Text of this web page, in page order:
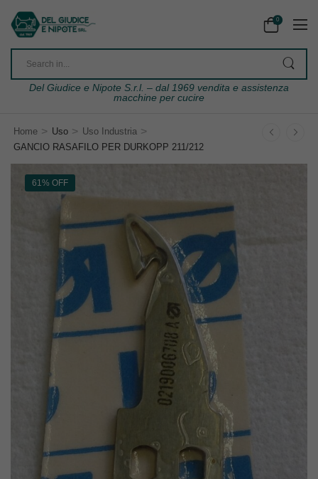
0
Del Giudice e Nipote S.r.l. – dal 1969 vendita e assistenza
macchine per cucire
Home > Uso > Uso Industria >
GANCIO RASAFILO PER DURKOPP 211/212
61% OFF